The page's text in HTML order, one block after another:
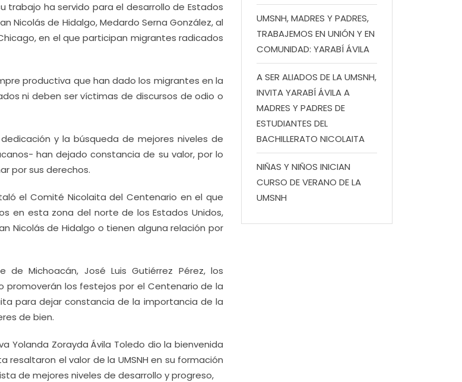
ha servido para el desarrollo de Estados
Nicolás de Hidalgo, Medardo Serna González, al
en el que participan migrantes radicados
productiva que han dado los migrantes en la
ni deben ser víctimas de discursos de odio o
y la búsqueda de mejores niveles de
han dejado constancia de su valor, por lo
por sus derechos.
el Comité Nicolaita del Centenario en el que
en esta zona del norte de los Estados Unidos,
Nicolás de Hidalgo o tienen alguna relación por
Michoacán, José Luis Gutiérrez Pérez, los
los festejos por el Centenario de la
para dejar constancia de la importancia de la
de bien.
Yolanda Zorayda Ávila Toledo dio la bienvenida
el valor de la UMSNH en su formación
de mejores niveles de desarrollo y progreso,
UMSNH, MADRES Y PADRES,
TRABAJEMOS EN UNIÓN Y EN
COMUNIDAD: YARABÍ ÁVILA
A SER ALIADOS DE LA UMSNH,
INVITA YARABÍ ÁVILA A
MADRES Y PADRES DE
ESTUDIANTES DEL
BACHILLERATO NICOLAITA
NIÑAS Y NIÑOS INICIAN
CURSO DE VERANO DE LA
UMSNH